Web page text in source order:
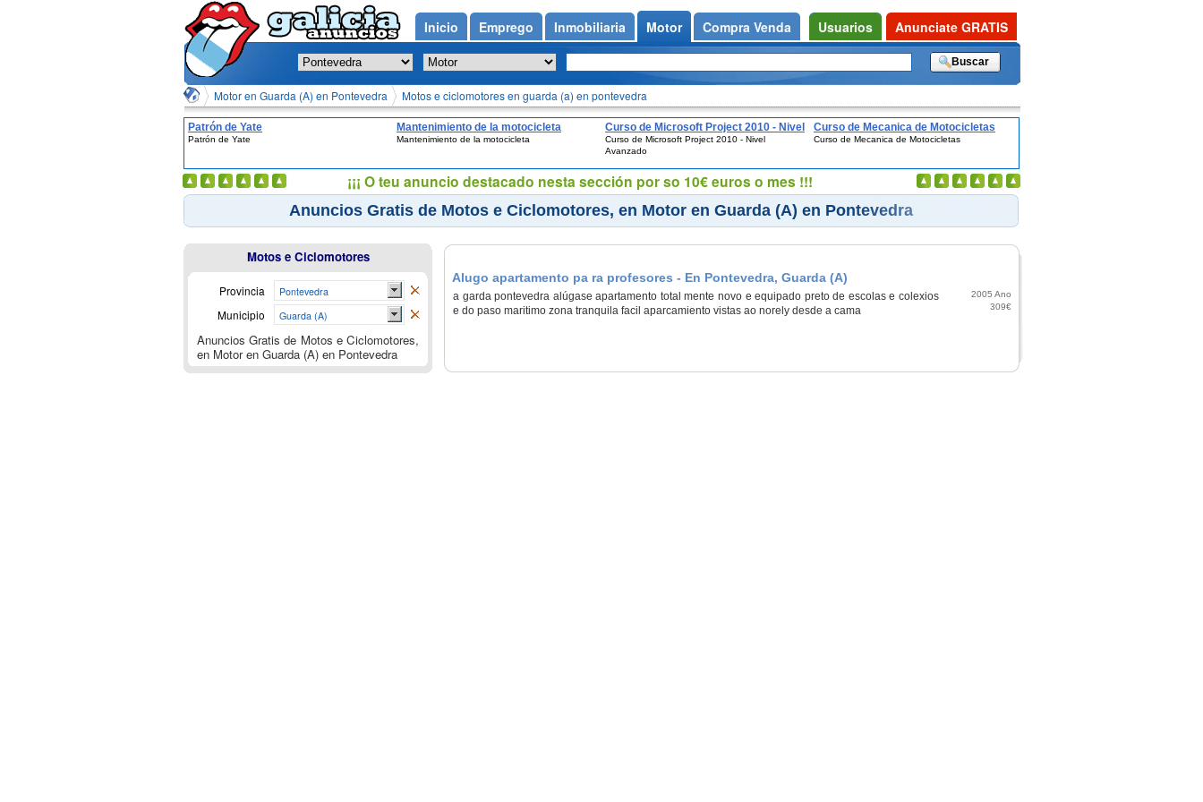
Motor en Guarda (A) en Pontevedra Motos e ciclomotores en guarda (a) en pontevedra
Patrón de Yate
Patrón de Yate
Mantenimiento de la motocicleta
Mantenimiento de la motocicleta
Curso de Microsoft Project 2010 - Nivel
Avanzado
Curso de Microsoft Project 2010 - Nivel
Avanzado
Curso de Mecanica de Motocicletas
Curso de Mecanica de Motocicletas
Anuncios Gratis de Motos e Ciclomotores, en Motor en Guarda (A) en Pontevedra
Alugo apartamento pa ra profesores - En Pontevedra, Guarda (A)
a garda pontevedra alúgase apartamento total mente novo e equipado preto de escolas e colexios
e do paso maritimo zona tranquila facil aparcamiento vistas ao norely desde a cama
2005 Ano
309€
Motos e Ciclomotores
Provincia Pontevedra
Municipio Guarda (A)
Anuncios Gratis de Motos e Ciclomotores,
en Motor en Guarda (A) en Pontevedra
Inicio Emprego Inmobiliaria Motor Compra Venda Usuarios Anunciate GRATIS
¡¡¡ O teu anuncio destacado nesta sección por so 10€ euros o mes !!!